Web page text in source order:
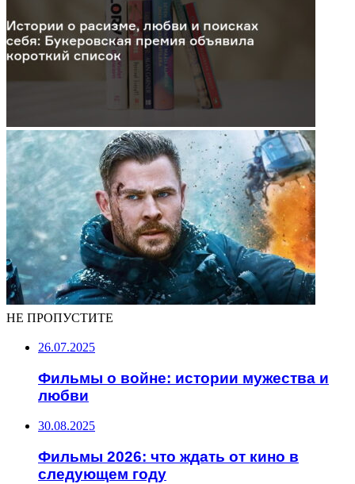
НЕ ПРОПУСТИТЕ
26.07.2025
Фильмы о войне: истории мужества и
любви
30.08.2025
Фильмы 2026: что ждать от кино в
следующем году